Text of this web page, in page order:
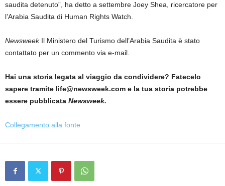
saudita detenuto”, ha detto a settembre Joey Shea, ricercatore per
l’Arabia Saudita di Human Rights Watch.
NewsweekIl Ministero del Turismo dell’Arabia Saudita è stato
contattato per un commento via e-mail.
Hai una storia legata al viaggio da condividere? Fatecelo
sapere tramite life@newsweek.com e la tua storia potrebbe
essere pubblicata Newsweek.
Collegamento alla fonte